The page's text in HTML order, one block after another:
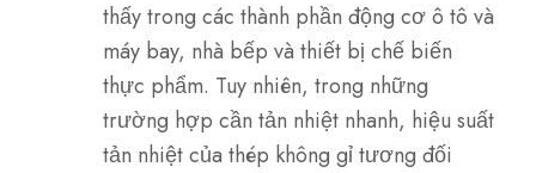
thấy trong các thành phần động cơ ô tô và
máy bay, nhà bếp và thiết bị chế biến
thực phẩm. Tuy nhiên, trong những
trường hợp cần tản nhiệt nhanh, hiệu suất
tản nhiệt của thép không gỉ tương đối